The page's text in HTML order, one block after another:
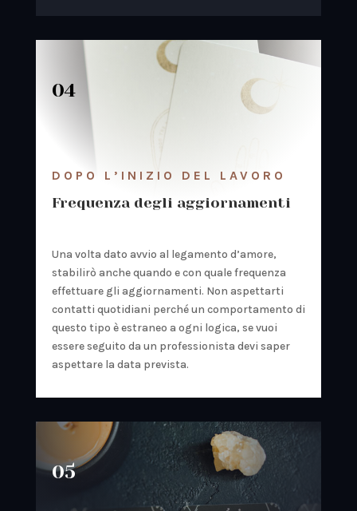
04
DOPO L’INIZIO DEL LAVORO
Frequenza degli aggiornamenti
Una volta dato avvio al legamento d’amore,
stabilirò anche quando e con quale frequenza
effettuare gli aggiornamenti. Non aspettarti
contatti quotidiani perché un comportamento di
questo tipo è estraneo a ogni logica, se vuoi
essere seguito da un professionista devi saper
aspettare la data prevista.
05